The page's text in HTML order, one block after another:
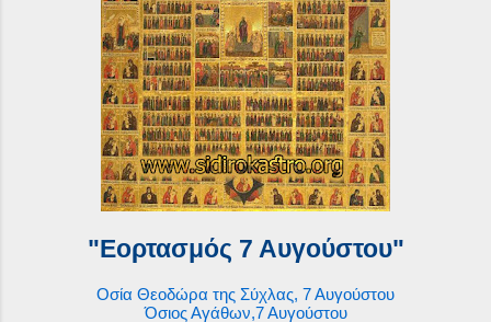
"Εορτασμός 7 Αυγούστου"
Οσία Θεοδώρα της Σύχλας, 7 Αυγούστου
Όσιος Αγάθων,7 Αυγούστου